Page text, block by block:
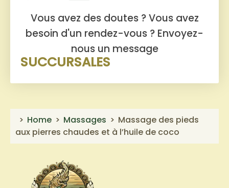
Vous avez des doutes ? Vous avez
besoin d'un rendez-vous ? Envoyez-
nous un message
SUCCURSALES
Home Massages
Massage des pieds
aux pierres chaudes et à l’huile de coco